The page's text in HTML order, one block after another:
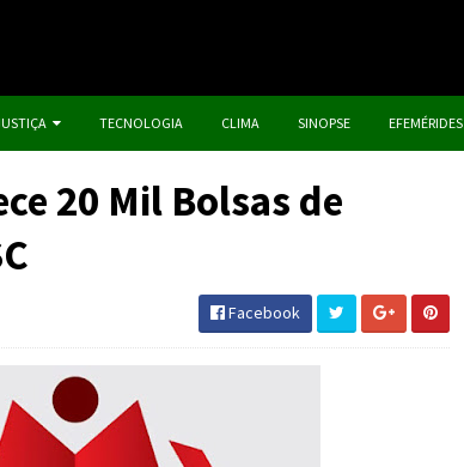
TECNOLOGIA CLIMA SINOPSE EFEMÉRIDES
20 Mil Bolsas de
Facebook